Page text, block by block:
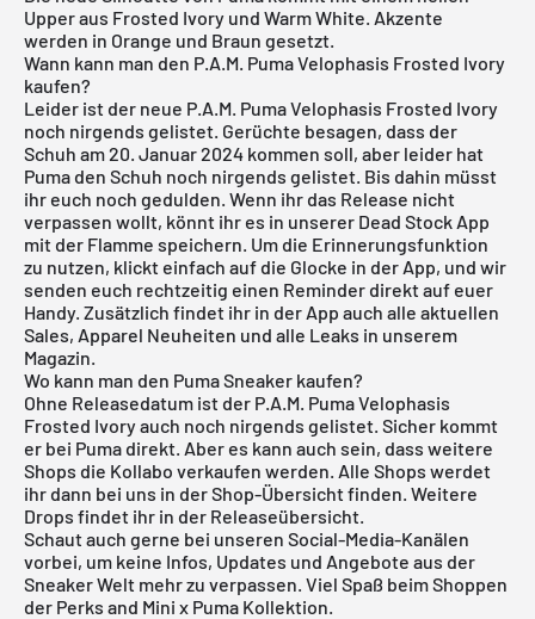
Upper aus Frosted Ivory und Warm White. Akzente
werden in Orange und Braun gesetzt.
Wann kann man den P.A.M. Puma Velophasis Frosted Ivory
kaufen?
Leider ist der neue P.A.M. Puma Velophasis Frosted Ivory
noch nirgends gelistet. Gerüchte besagen, dass der
Schuh am 20. Januar 2024 kommen soll, aber leider hat
Puma den Schuh noch nirgends gelistet. Bis dahin müsst
ihr euch noch gedulden. Wenn ihr das Release nicht
verpassen wollt, könnt ihr es in unserer Dead Stock App
mit der Flamme speichern. Um die Erinnerungsfunktion
zu nutzen, klickt einfach auf die Glocke in der App, und wir
senden euch rechtzeitig einen Reminder direkt auf euer
Handy. Zusätzlich findet ihr in der App auch alle aktuellen
Sales, Apparel Neuheiten und alle Leaks in unserem
Magazin.
Wo kann man den Puma Sneaker kaufen?
Ohne Releasedatum ist der P.A.M. Puma Velophasis
Frosted Ivory auch noch nirgends gelistet. Sicher kommt
er bei Puma direkt. Aber es kann auch sein, dass weitere
Shops die Kollabo verkaufen werden. Alle Shops werdet
ihr dann bei uns in der Shop-Übersicht finden. Weitere
Drops findet ihr in der Releaseübersicht.
Schaut auch gerne bei unseren Social-Media-Kanälen
vorbei, um keine Infos, Updates und Angebote aus der
Sneaker Welt mehr zu verpassen. Viel Spaß beim Shoppen
der Perks and Mini x Puma Kollektion.